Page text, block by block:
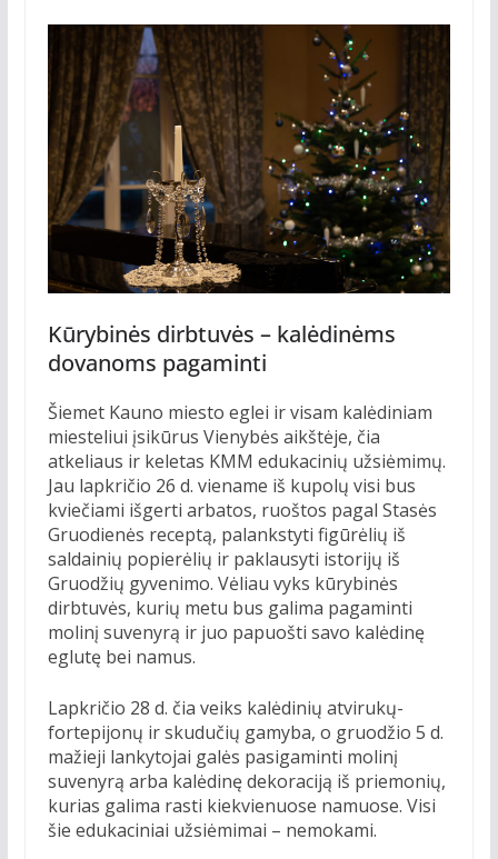
Kūrybinės dirbtuvės – kalėdinėms
dovanoms pagaminti
Šiemet Kauno miesto eglei ir visam kalėdiniam
miesteliui įsikūrus Vienybės aikštėje, čia
atkeliaus ir keletas KMM edukacinių užsiėmimų.
Jau lapkričio 26 d. viename iš kupolų visi bus
kviečiami išgerti arbatos, ruoštos pagal Stasės
Gruodienės receptą, palankstyti figūrėlių iš
saldainių popierėlių ir paklausyti istorijų iš
Gruodžių gyvenimo. Vėliau vyks kūrybinės
dirbtuvės, kurių metu bus galima pagaminti
molinį suvenyrą ir juo papuošti savo kalėdinę
eglutę bei namus.
Lapkričio 28 d. čia veiks kalėdinių atvirukų-
fortepijonų ir skudučių gamyba, o gruodžio 5 d.
mažieji lankytojai galės pasigaminti molinį
suvenyrą arba kalėdinę dekoraciją iš priemonių,
kurias galima rasti kiekvienuose namuose. Visi
šie edukaciniai užsiėmimai – nemokami.